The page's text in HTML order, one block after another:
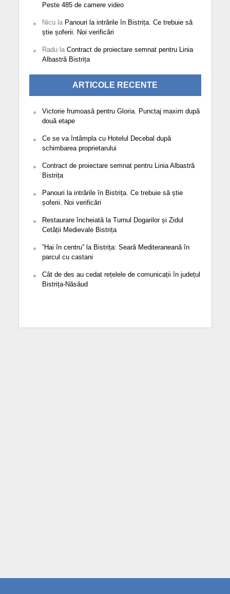
Peste 485 de camere video
Nicula Panouri la intrările în Bistrița. Ce trebuie să
știe șoferii. Noi verificări
Radula Contract de proiectare semnat pentru Linia
Albastră Bistrița
ARTICOLE RECENTE
Victorie frumoasă pentru Gloria. Punctaj maxim după
două etape
Ce se va întâmpla cu Hotelul Decebal după
schimbarea proprietarului
Contract de proiectare semnat pentru Linia Albastră
Bistrița
Panouri la intrările în Bistrița. Ce trebuie să știe
șoferii. Noi verificări
Restaurare încheiată la Turnul Dogarilor și Zidul
Cetății Medievale Bistrița
”Hai în centru” la Bistrița: Seară Mediteraneană în
parcul cu castani
Cât de des au cedat rețelele de comunicații în județul
Bistrița-Năsăud